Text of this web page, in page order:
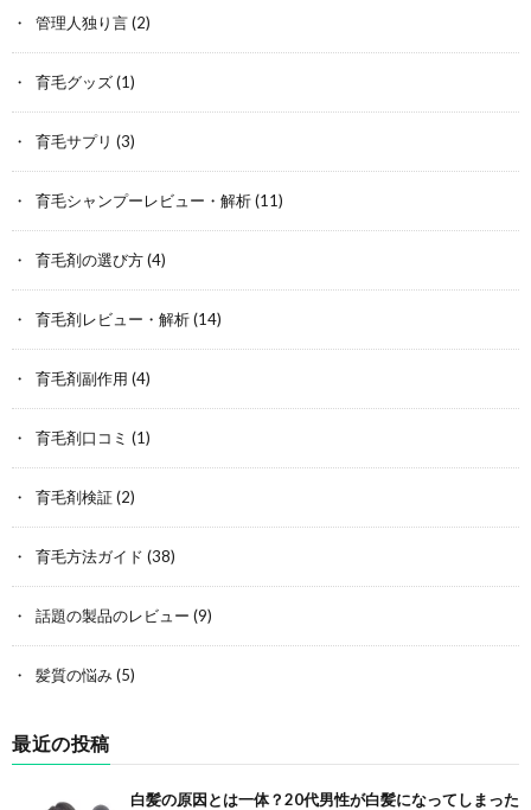
管理人独り言(2)
育毛グッズ(1)
育毛サプリ (3)
育毛シャンプーレビュー・解析(11)
育毛剤の選び方(4)
育毛剤レビュー・解析(14)
育毛剤副作用 (4)
育毛剤口コミ (1)
育毛剤検証(2)
育毛方法ガイド (38)
話題の製品のレビュー (9)
髪質の悩み(5)
最近の投稿
白髪の原因とは一体？20代男性が白髪になってしまった